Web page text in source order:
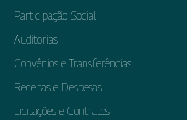
Participação Social
Auditorias
Convênios e Transferências
Receitas e Despesas
Licitações e Contratos